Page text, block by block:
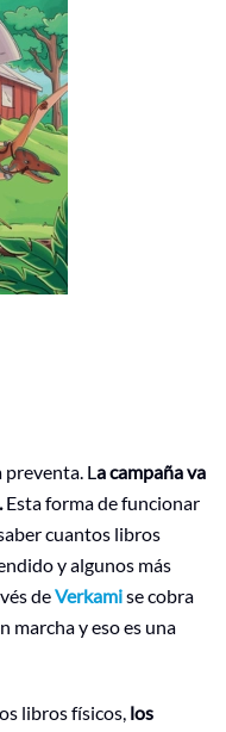
La campaña va
Esta forma de funcionar
cuantos libros
y algunos más
deVerkamise cobra
marcha y eso es una
libros físicos, los